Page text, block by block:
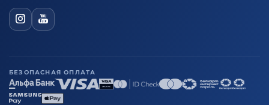
БЕЗОПАСНАЯ ОПЛАТА